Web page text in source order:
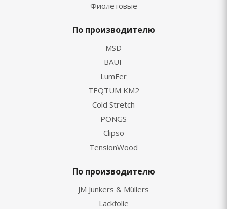
Фиолетовые
По производителю
MSD
BAUF
LumFer
TEQTUM KM2
Cold Stretch
PONGS
Clipso
TensionWood
По производителю
JM Junkers & Müllers
Lackfolie